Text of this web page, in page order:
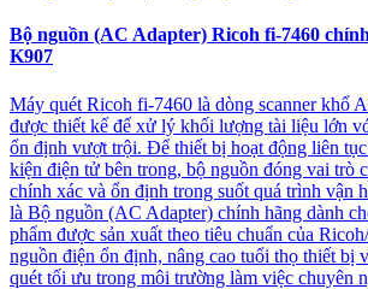
Bộ nguồn (AC Adapter) Ricoh fi-7460
K907
Máy quét Ricoh fi-7460 là dòng scanner khổ
được thiết kế để xử lý khối lượng tài liệu lớn
ổn định vượt trội. Để thiết bị hoạt động liên
kiện điện tử bên trong, bộ nguồn đóng vai trò
chính xác và ổn định trong suốt quá trình vận
là Bộ nguồn (AC Adapter) chính hãng dành
phẩm được sản xuất theo tiêu chuẩn của
nguồn điện ổn định, nâng cao tuổi thọ thiết bị
quét tối ưu trong môi trường làm việc chuyên